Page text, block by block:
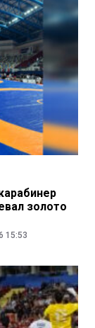
золото
15:53